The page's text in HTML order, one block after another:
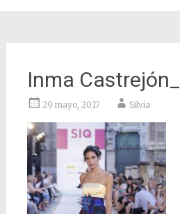
Inma Castrejón_
29 mayo, 2017 Silvia